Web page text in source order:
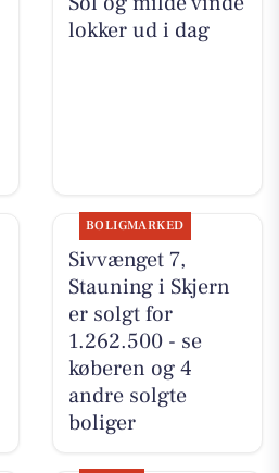
lokker ud i dag
BOLIGMARKED
Sivvænget 7,
Stauning i Skjern
er solgt for
1.262.500 - se
køberen og 4
andre solgte
boliger